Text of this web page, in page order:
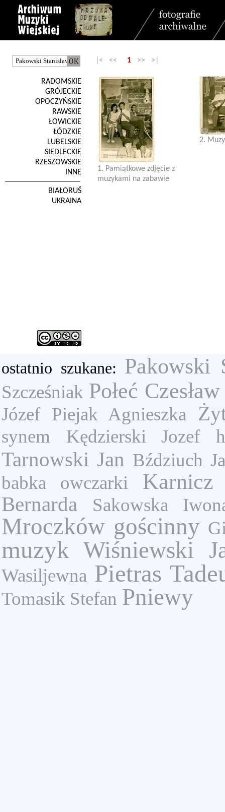
RADOMSKIE
GRÓJECKIE
OPOCZYŃSKIE
RAWSKIE
ŁOWICKIE
ŁÓDZKIE
LUBELSKIE
SIEDLECKIE
RZESZOWSKIE
INNE
BIAŁORUŚ
UKRAINA
|< << 1 >> >|
1. Pamiątkowe zdjęcie z
muzykami na zabawie
2.
ostatnio szukane: Pakowski
Szcześniak Połeć Czesław
Józef Piejak Agnieszka
synem Kędzierski Jozef
Tarnowski Jan Bździuch
babka
owczarki Karnicz
Bernarda Sakowska
Mroczków gościnny
muzyk Wiśniewski
Wasiljewna Pietras
Tomasik Stefan Pniewy